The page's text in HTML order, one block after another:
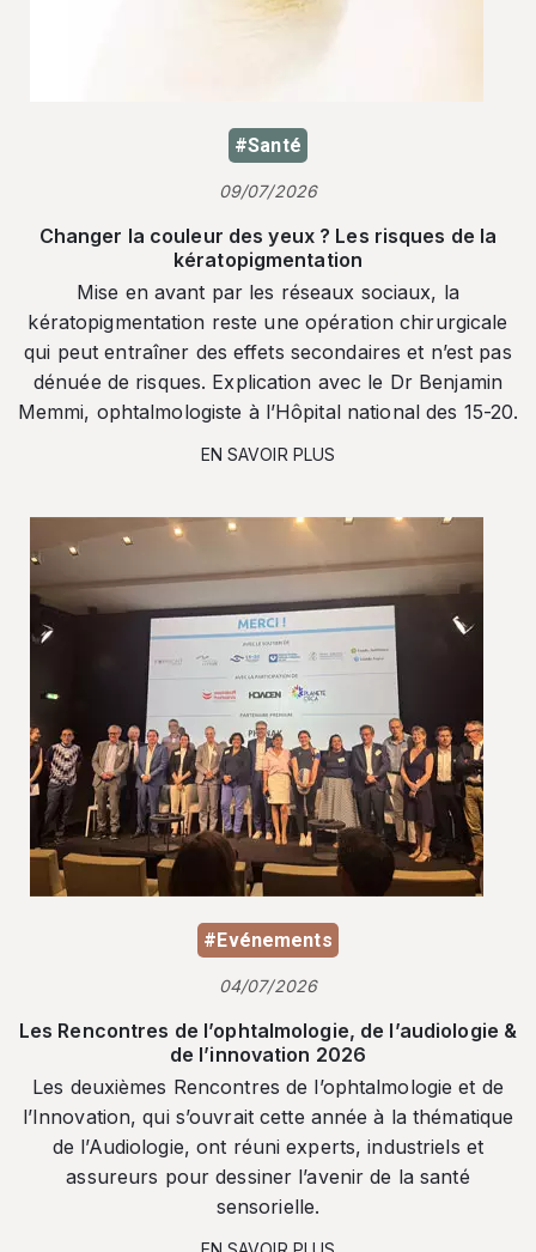
#Santé
09/07/2026
Changer la couleur des yeux ? Les risques de la
kératopigmentation
Mise en avant par les réseaux sociaux, la
kératopigmentation reste une opération chirurgicale
qui peut entraîner des effets secondaires et n’est pas
dénuée de risques. Explication avec le Dr Benjamin
Memmi, ophtalmologiste à l’Hôpital national des 15-20.
EN SAVOIR PLUS
#Evénements
04/07/2026
Les Rencontres de l’ophtalmologie, de l’audiologie &
de l’innovation 2026
Les deuxièmes Rencontres de l’ophtalmologie et de
l’Innovation, qui s’ouvrait cette année à la thématique
de l’Audiologie, ont réuni experts, industriels et
assureurs pour dessiner l’avenir de la santé
sensorielle.